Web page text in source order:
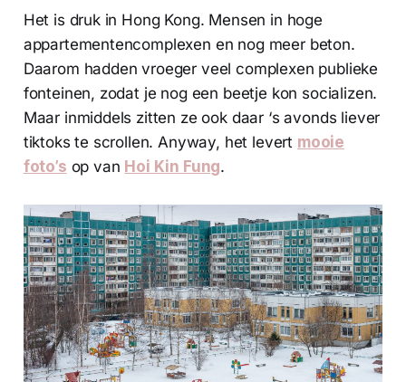
Het is druk in Hong Kong. Mensen in hoge
appartementencomplexen en nog meer beton.
Daarom hadden vroeger veel complexen publieke
fonteinen, zodat je nog een beetje kon socializen.
Maar inmiddels zitten ze ook daar ‘s avonds liever
tiktoks te scrollen. Anyway, het levert mooie
foto’s op van Hoi Kin Fung.